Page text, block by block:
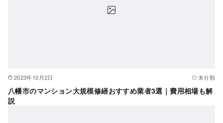
2023年10月2日 未分類
八幡市のマンション大規模修繕おすすめ業者3選｜費用相場も解
説